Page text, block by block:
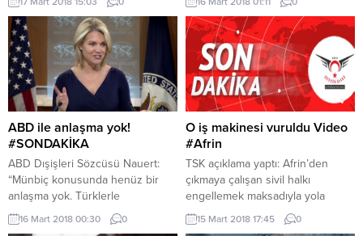
teröristlerin karargahını vurdu.
Terör örgütünün sözde üst düzey
komutanlarından Abdurrahim
İbrahim ve yardımcıları öldürüldü.
ABD ile anlaşma yok!
#SONDAKİKA
ABD Dışişleri Sözcüsü Nauert:
“Münbiç konusunda henüz bir
anlaşma yok. Türklerle
görüşmelerimiz devam ediyor.”
Türkiye, Afrin’de olduğu gibi
16 Mart 2018 00:30 0
O iş makinesi vuruldu Video
#Afrin
TSK açıklama yaptı: Afrin’den
çıkmaya çalışan sivil halkı
engellemek maksadıyla yola
yerleştirilen iş makinesi
vurulmuştur.
15 Mart 2018 17:45 0